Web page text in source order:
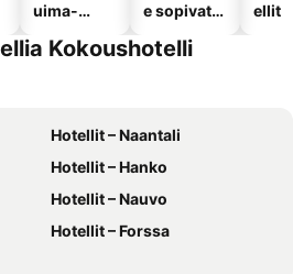
uima-
e sopivat
ellit
Kokoushotelli
Hotellit – Naantali
Hotellit – Hanko
Hotellit – Nauvo
Hotellit – Forssa